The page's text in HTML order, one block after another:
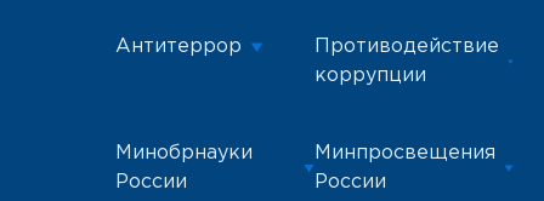
Антитеррор
Противодействие
коррупции
Минобрнауки
России
Минпросвещения
России